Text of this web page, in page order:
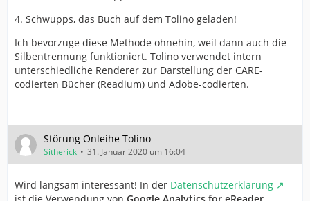
4. Schwupps, das Buch auf dem Tolino geladen!
Ich bevorzuge diese Methode ohnehin, weil dann auch die
Silbentrennung funktioniert. Tolino verwendet intern
unterschiedliche Renderer zur Darstellung der CARE-
codierten Bücher (Readium) und Adobe-codierten.
Störung Onleihe Tolino
Sitherick 31. Januar 2020 um 16:04
Wird langsam interessant! In der Datenschutzerklärung